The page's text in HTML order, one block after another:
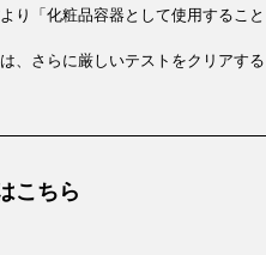
り「化粧品容器として使用すること
、さらに厳しいテストをクリアする
こちら